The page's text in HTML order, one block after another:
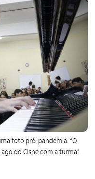
foto pré-pandemia: “O
do Cisne com a turma”.